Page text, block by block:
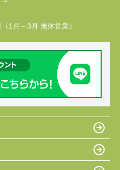
1月～3月 無休営業）